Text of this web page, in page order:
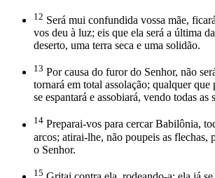
12 Será mui confundida vossa mãe,
vos deu à luz; eis que ela será a última
deserto, uma terra seca e uma solidão.
13 Por causa do furor do Senhor, não
tornará em total assolação; qualquer que
se espantará e assobiará, vendo todas as
14 Preparai-vos para cercar Babilônia,
arcos; atirai-lhe, não poupeis as flechas,
o Senhor.
15